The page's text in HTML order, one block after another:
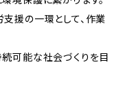
援の一環として、作業
可能な社会づくりを目